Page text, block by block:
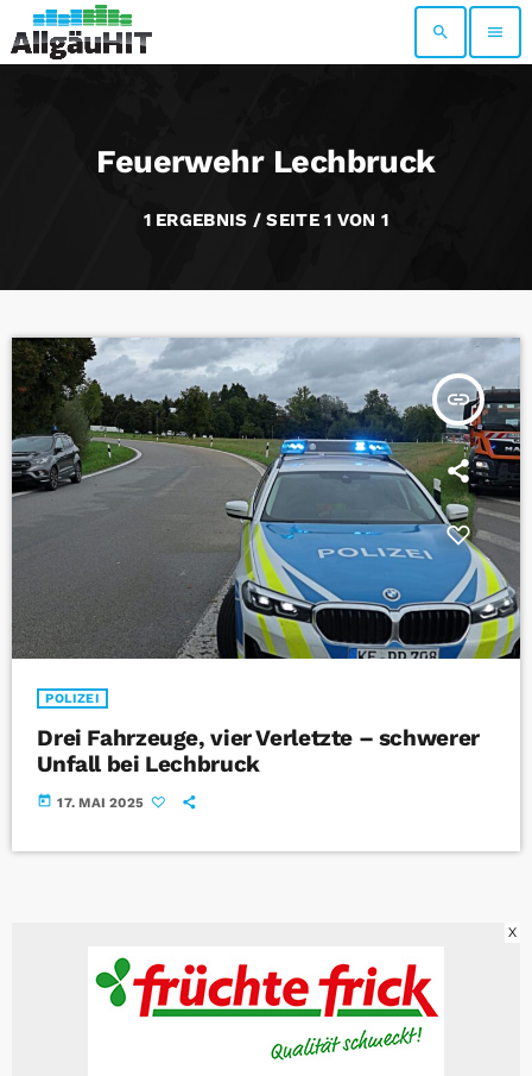
search menu
Feuerwehr Lechbruck
1 ERGEBNIS / SEITE 1 VON 1
insert_link
POLIZEI
Drei Fahrzeuge, vier Verletzte – schwerer
Unfall bei Lechbruck
today 17. MAI 2025
X